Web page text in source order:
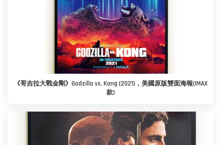
《哥吉拉大戰金剛》Godzilla vs. Kong (2021)，美國原版雙面海報(IMAX
款)